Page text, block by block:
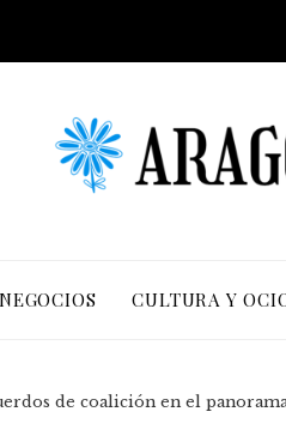
CULTURA Y
de coalición en el